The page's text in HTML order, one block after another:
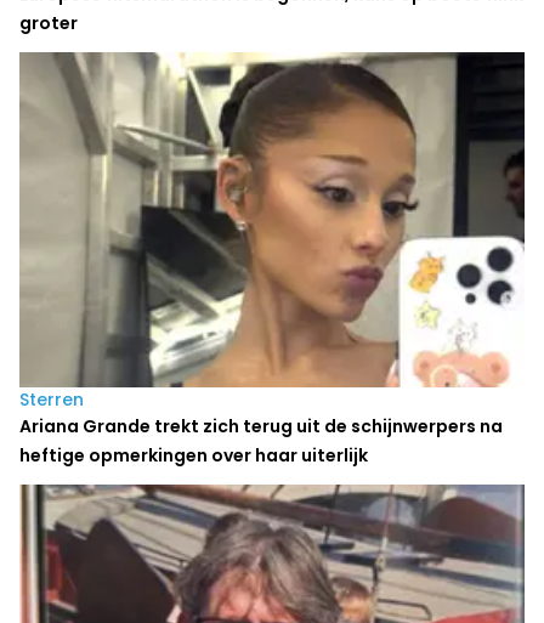
groter
Sterren
Ariana Grande trekt zich terug uit de schijnwerpers na
heftige opmerkingen over haar uiterlijk